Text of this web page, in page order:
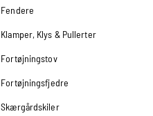
Fendere
Klamper, Klys & Pullerter
Fortøjningstov
Fortøjningsfjedre
Skærgårdskiler